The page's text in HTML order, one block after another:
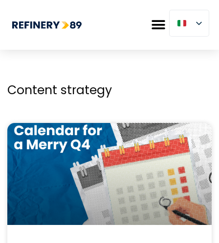
Content strategy